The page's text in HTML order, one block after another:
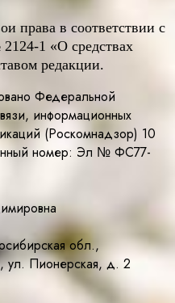
права в соответствии с
1 «О средствах
редакции.
Федеральной
информационных
(Роскомнадзор) 10
номер: Эл № ФС77-
обл.,
ул. Пионерская, д. 2